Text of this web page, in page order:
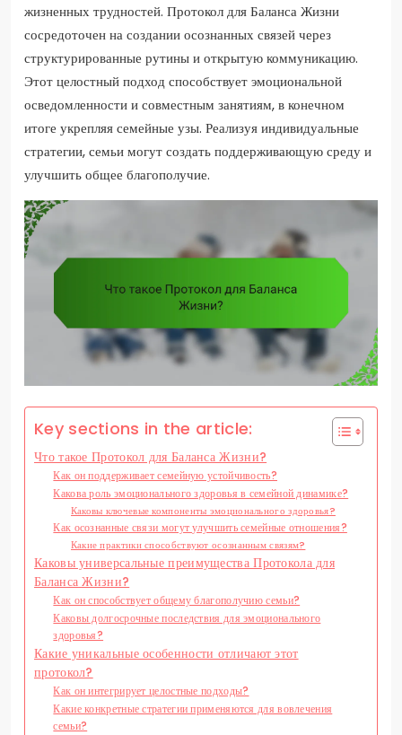
жизненных трудностей. Протокол для Баланса Жизни
сосредоточен на создании осознанных связей через
структурированные рутины и открытую коммуникацию.
Этот целостный подход способствует эмоциональной
осведомленности и совместным занятиям, в конечном
итоге укрепляя семейные узы. Реализуя индивидуальные
стратегии, семьи могут создать поддерживающую среду и
улучшить общее благополучие.
Key sections in the article:
Что такое Протокол для Баланса Жизни?
Как он поддерживает семейную устойчивость?
Какова роль эмоционального здоровья в семейной динамике?
Каковы ключевые компоненты эмоционального здоровья?
Как осознанные связи могут улучшить семейные отношения?
Какие практики способствуют осознанным связям?
Каковы универсальные преимущества Протокола для
Баланса Жизни?
Как он способствует общему благополучию семьи?
Каковы долгосрочные последствия для эмоционального
здоровья?
Какие уникальные особенности отличают этот
протокол?
Как он интегрирует целостные подходы?
Какие конкретные стратегии применяются для вовлечения
семьи?